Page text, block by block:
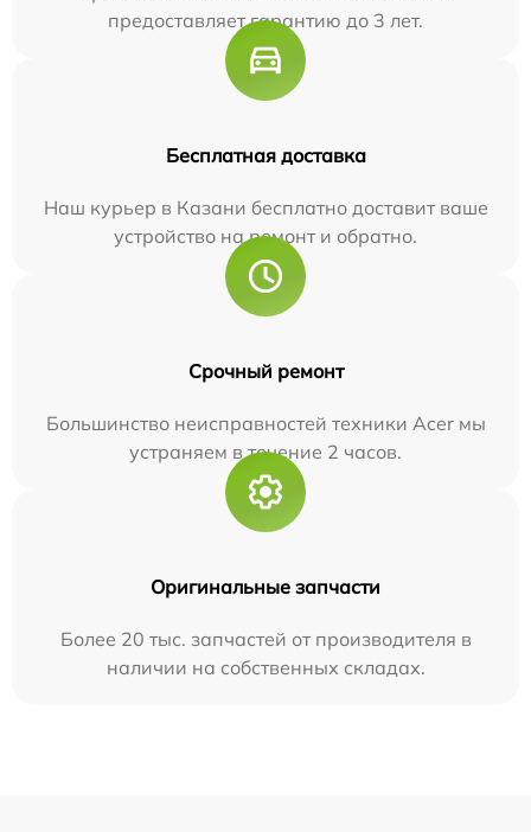
предоставляет гарантию до 3 лет.
Бесплатная доставка
Наш курьер в Казани бесплатно доставит ваше
устройство на ремонт и обратно.
Срочный ремонт
Большинство неисправностей техники Acer мы
устраняем в течение 2 часов.
Оригинальные запчасти
Более 20 тыс. запчастей от производителя в
наличии на собственных складах.